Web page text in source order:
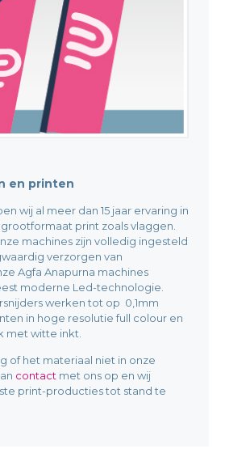
en printen
wij al meer dan 15 jaar ervaring in
print zoals vlaggen.
machines zijn volledig ingesteld
verzorgen van
Agfa Anapurna machines
moderne Led-technologie.
werken tot op 0,1mm
in hoge resolutie full colour en
met witte inkt.
of het materiaal niet in onze
contact met ons op en wij
print-producties tot stand te